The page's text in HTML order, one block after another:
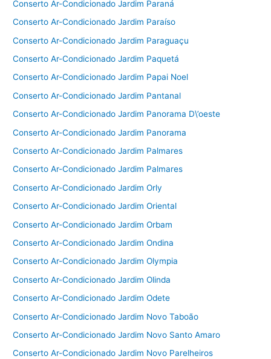
Conserto Ar-Condicionado Jardim Paraná
Conserto Ar-Condicionado Jardim Paraíso
Conserto Ar-Condicionado Jardim Paraguaçu
Conserto Ar-Condicionado Jardim Paquetá
Conserto Ar-Condicionado Jardim Papai Noel
Conserto Ar-Condicionado Jardim Pantanal
Conserto Ar-Condicionado Jardim Panorama D\’oeste
Conserto Ar-Condicionado Jardim Panorama
Conserto Ar-Condicionado Jardim Palmares
Conserto Ar-Condicionado Jardim Palmares
Conserto Ar-Condicionado Jardim Orly
Conserto Ar-Condicionado Jardim Oriental
Conserto Ar-Condicionado Jardim Orbam
Conserto Ar-Condicionado Jardim Ondina
Conserto Ar-Condicionado Jardim Olympia
Conserto Ar-Condicionado Jardim Olinda
Conserto Ar-Condicionado Jardim Odete
Conserto Ar-Condicionado Jardim Novo Taboão
Conserto Ar-Condicionado Jardim Novo Santo Amaro
Conserto Ar-Condicionado Jardim Novo Parelheiros